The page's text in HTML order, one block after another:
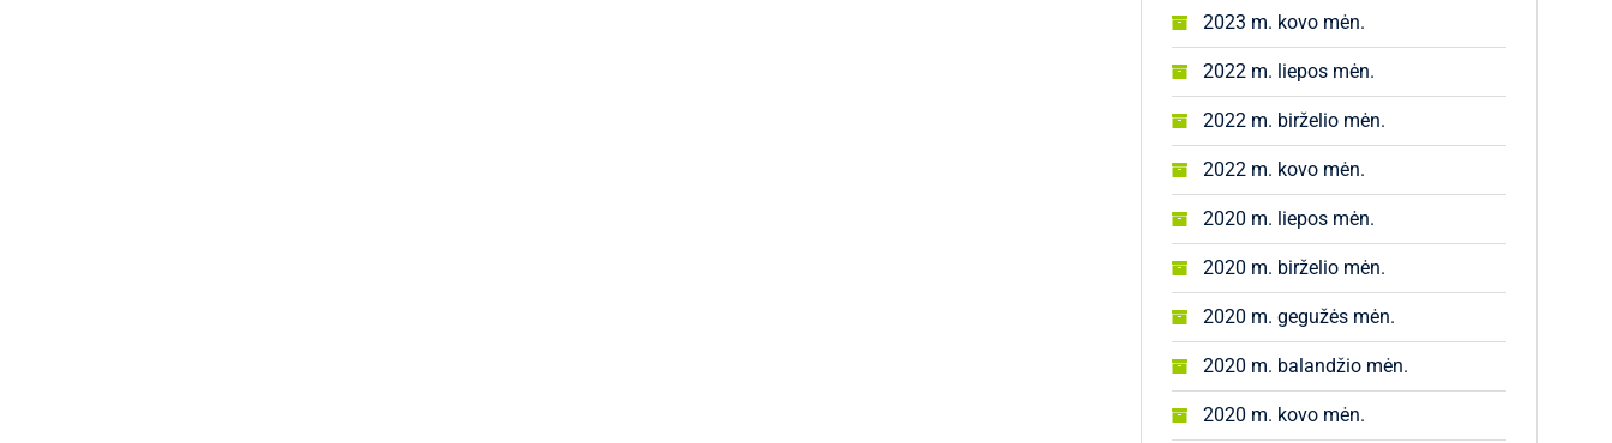
2023 m. kovo mėn.
2022 m. liepos mėn.
2022 m. birželio mėn.
2022 m. kovo mėn.
2020 m. liepos mėn.
2020 m. birželio mėn.
2020 m. gegužės mėn.
2020 m. balandžio mėn.
2020 m. kovo mėn.